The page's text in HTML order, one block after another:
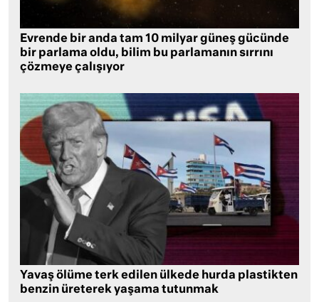
Evrende bir anda tam 10 milyar güneş gücünde
bir parlama oldu, bilim bu parlamanın sırrını
çözmeye çalışıyor
Yavaş ölüme terk edilen ülkede hurda plastikten
benzin üreterek yaşama tutunmak